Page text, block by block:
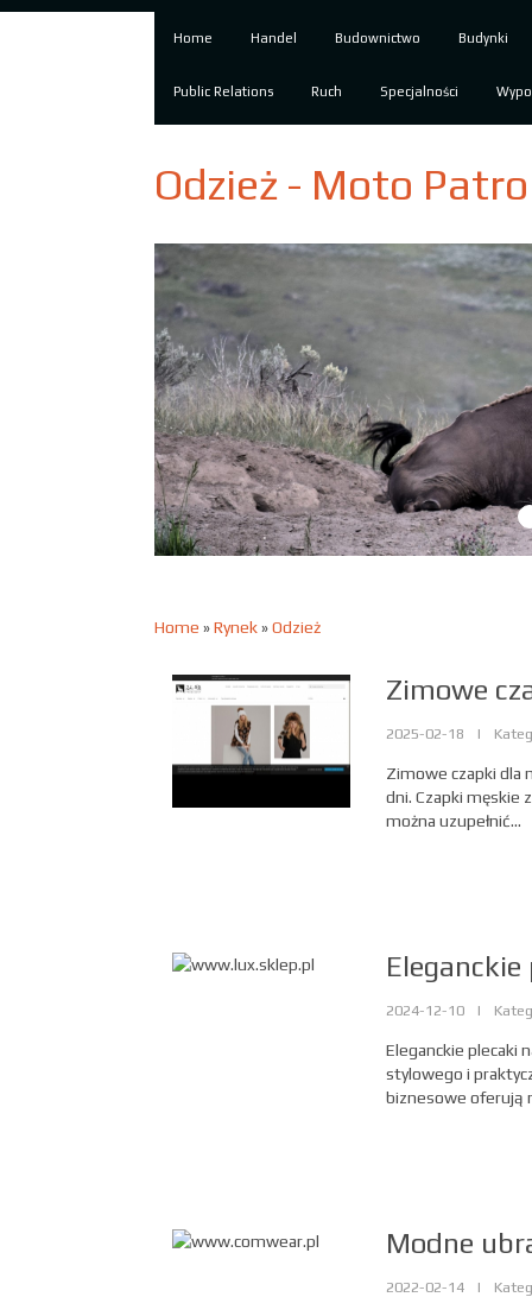
Home Handel Budownictwo Budynki
Public Relations Ruch Specjalności
Odzież - Moto
Home »Rynek»Odzież
Zimowe
2025-02-18 |
Zimowe czapki dla
dni. Czapki męskie
można uzupełnić...
2024-12-10 |
Eleganckie plecaki
stylowego i
biznesowe oferują
Modne
2022-02-14 |